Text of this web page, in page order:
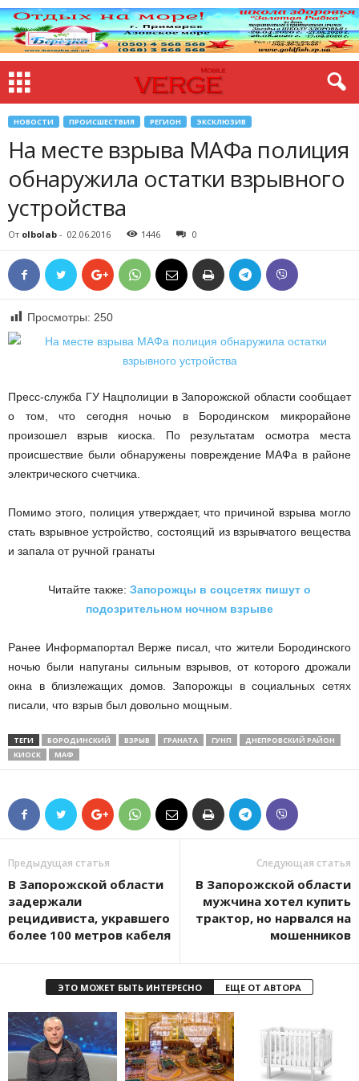
НОВОСТИ ПРОИСШЕСТВИЯ РЕГИОН ЭКСКЛЮЗИВ
На месте взрыва МАФа полиция
обнаружила остатки взрывного
устройства
От olbolab - 02.06.2016 1446 0
Просмотры: 250
Пресс-служба ГУ Нацполиции в Запорожской области сообщает
о том, что сегодня ночью в Бородинском микрорайоне
произошел взрыв киоска. По результатам осмотра места
происшествие были обнаружены повреждение МАФа в районе
электрического счетчика.
Помимо этого, полиция утверждает, что причиной взрыва могло
стать взрывное устройство, состоящий из взрывчатого вещества
и запала от ручной гранаты
Читайте также: Запорожцы в соцсетях пишут о
подозрительном ночном взрыве
Ранее Информапортал Верже писал, что жители Бородинского
ночью были напуганы сильным взрывов, от которого дрожали
окна в близлежащих домов. Запорожцы в социальных сетях
писали, что взрыв был довольно мощным.
ТЕГИ БОРОДИНСКИЙ ВЗРЫВ ГРАНАТА ГУНП
ДНЕПРОВСКИЙ РАЙОН
КИОСК
МАФ
Предыдущая статья
В Запорожской области
задержали
рецидивиста, укравшего
более 100 метров кабеля
Следующая статья
В Запорожской области
мужчина хотел купить
трактор, но нарвался на
мошенников
ЭТО МОЖЕТ БЫТЬ ИНТЕРЕСНО ЕЩЕ ОТ АВТОРА